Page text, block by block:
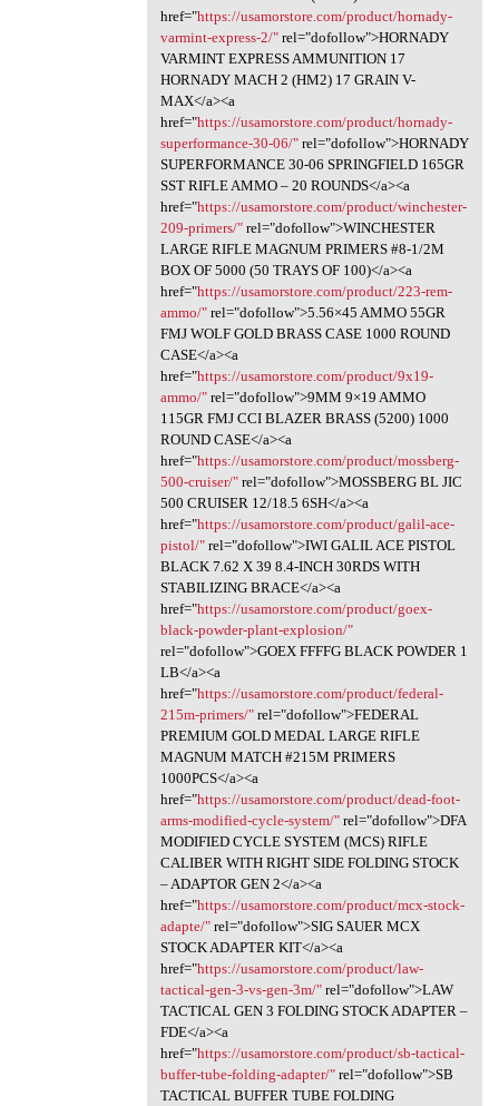
href="https://usamorstore.com/product/hornady-
varmint-express-2/"rel="dofollow">HORNADY
VARMINT EXPRESS AMMUNITION 17
HORNADY MACH 2 (HM2) 17 GRAIN V-
MAX</a><a
href="https://usamorstore.com/product/hornady-
superformance-30-06/"rel="dofollow">HORNADY
SUPERFORMANCE 30-06 SPRINGFIELD 165GR
SST RIFLE AMMO – 20 ROUNDS</a><a
href="https://usamorstore.com/product/winchester-
209-primers/"rel="dofollow">WINCHESTER
LARGE RIFLE MAGNUM PRIMERS #8-1/2M
BOX OF 5000 (50 TRAYS OF 100)</a><a
href="https://usamorstore.com/product/223-rem-
ammo/"rel="dofollow">5.56×45 AMMO 55GR
FMJ WOLF GOLD BRASS CASE 1000 ROUND
CASE</a><a
href="https://usamorstore.com/product/9x19-
ammo/"rel="dofollow">9MM 9×19 AMMO
115GR FMJ CCI BLAZER BRASS (5200) 1000
ROUND CASE</a><a
href="https://usamorstore.com/product/mossberg-
500-cruiser/"rel="dofollow">MOSSBERG BL JIC
500 CRUISER 12/18.5 6SH</a><a
href="https://usamorstore.com/product/galil-ace-
pistol/"rel="dofollow">IWI GALIL ACE PISTOL
BLACK 7.62 X 39 8.4-INCH 30RDS WITH
STABILIZING BRACE</a><a
href="https://usamorstore.com/product/goex-
black-powder-plant-explosion/"
rel="dofollow">GOEX FFFFG BLACK POWDER 1
LB</a><a
href="https://usamorstore.com/product/federal-
215m-primers/"rel="dofollow">FEDERAL
PREMIUM GOLD MEDAL LARGE RIFLE
MAGNUM MATCH #215M PRIMERS
1000PCS</a><a
href="https://usamorstore.com/product/dead-foot-
arms-modified-cycle-system/"rel="dofollow">DFA
MODIFIED CYCLE SYSTEM (MCS) RIFLE
CALIBER WITH RIGHT SIDE FOLDING STOCK
– ADAPTOR GEN 2</a><a
href="https://usamorstore.com/product/mcx-stock-
adapte/"rel="dofollow">SIG SAUER MCX
STOCK ADAPTER KIT</a><a
href="https://usamorstore.com/product/law-
tactical-gen-3-vs-gen-3m/"rel="dofollow">LAW
TACTICAL GEN 3 FOLDING STOCK ADAPTER –
FDE</a><a
href="https://usamorstore.com/product/sb-tactical-
buffer-tube-folding-adapter/"rel="dofollow">SB
TACTICAL BUFFER TUBE FOLDING